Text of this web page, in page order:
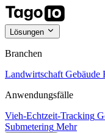
Lösungen
Branchen
Landwirtschaft Gebäude
Anwendungsfälle
Vieh-Echtzeit-Tracking
Submetering Mehr